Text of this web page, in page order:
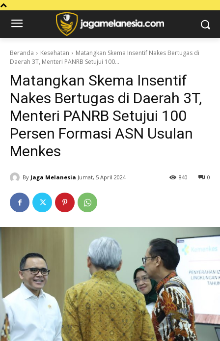
Beranda Kesehatan
Matangkan Skema Insentif Nakes Bertugas di
Daerah 3T, Menteri PANRB Setujui 100...
Matangkan Skema Insentif
Nakes Bertugas di Daerah 3T,
Menteri PANRB Setujui 100
Persen Formasi ASN Usulan
Menkes
By Jaga Melanesia Jumat, 5 April 2024 0
840